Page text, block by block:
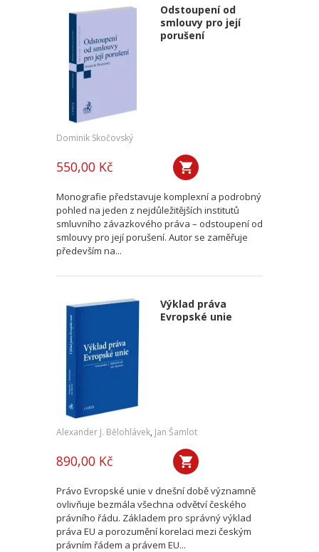
Odstoupení od
smlouvy pro její
porušení
Dominik Skočovský
550,00 Kč
Monografie představuje komplexní a podrobný
pohled na jeden z nejdůležitějších institutů
smluvního závazkového práva – odstoupení od
smlouvy pro její porušení. Autor se zaměřuje
především na...
Výklad práva
Evropské unie
Alexander J. Bělohlávek, Jan Šamlot
890,00 Kč
Právo Evropské unie v dnešní době významně
ovlivňuje bezmála všechna odvětví českého
právního řádu. Základem pro správný výklad
práva EU a porozumění korelaci mezi českým
právním řádem a právem EU...